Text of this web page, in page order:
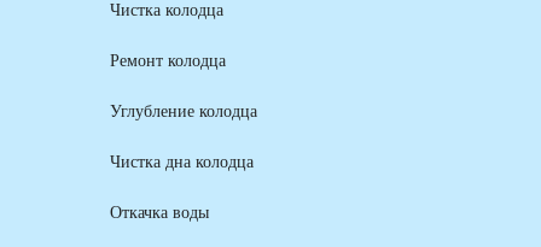
Чистка колодца
Ремонт колодца
Углубление колодца
Чистка дна колодца
Откачка воды